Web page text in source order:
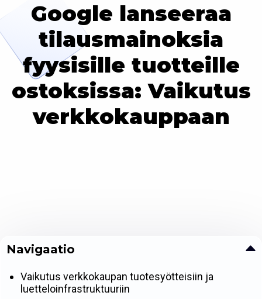
Google lanseeraa
tilausmainoksia
fyysisille tuotteille
ostoksissa: Vaikutus
verkkokauppaan
Navigaatio
Vaikutus verkkokaupan tuotesyötteisiin ja
luetteloinfrastruktuuriin